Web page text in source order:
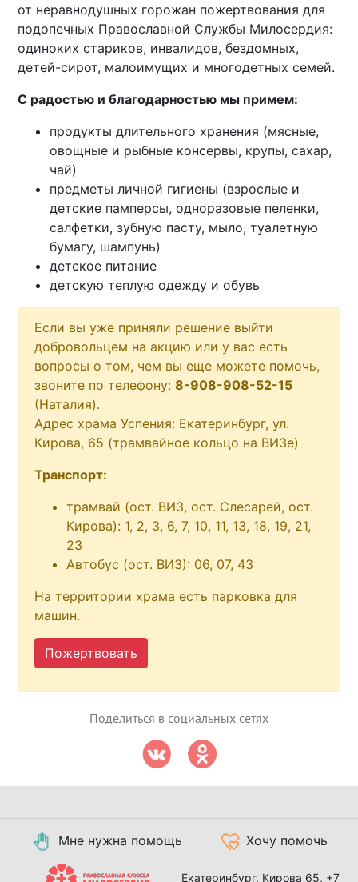
от неравнодушных горожан пожертвования для
подопечных Православной Службы Милосердия:
одиноких стариков, инвалидов, бездомных,
детей-сирот, малоимущих и многодетных семей.
С радостью и благодарностью мы примем:
продукты длительного хранения (мясные,
овощные и рыбные консервы, крупы, сахар,
чай)
предметы личной гигиены (взрослые и
детские памперсы, одноразовые пеленки,
салфетки, зубную пасту, мыло, туалетную
бумагу, шампунь)
детское питание
детскую теплую одежду и обувь
Если вы уже приняли решение выйти
добровольцем на акцию или у вас есть
вопросы о том, чем вы еще можете помочь,
звоните по телефону:8-908-908-52-15
(Наталия).
Адрес храма Успения: Екатеринбург, ул.
Кирова, 65 (трамвайное кольцо на ВИЗе)
Транспорт:
трамвай (ост. ВИЗ, ост. Слесарей, ост.
Кирова): 1, 2, 3, 6, 7, 10, 11, 13, 18, 19, 21,
23
Автобус (ост. ВИЗ): 06, 07, 43
На территории храма есть парковка для
машин.
Пожертвовать
Поделиться в социальных сетях
Мне нужна помощь Хочу помочь
Екатеринбург, Кирова 65, +7